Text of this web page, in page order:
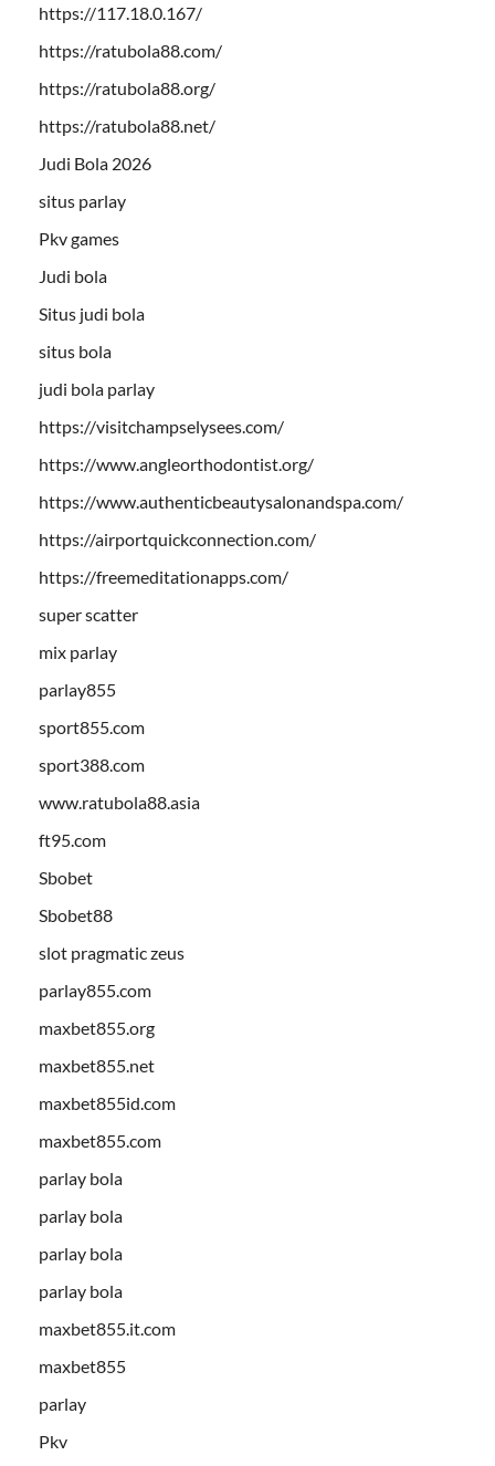
https://117.18.0.167/
https://ratubola88.com/
https://ratubola88.org/
https://ratubola88.net/
Judi Bola 2026
situs parlay
Pkv games
Judi bola
Situs judi bola
situs bola
judi bola parlay
https://visitchampselysees.com/
https://www.angleorthodontist.org/
https://www.authenticbeautysalonandspa.com/
https://airportquickconnection.com/
https://freemeditationapps.com/
super scatter
mix parlay
parlay855
sport855.com
sport388.com
www.ratubola88.asia
ft95.com
Sbobet
Sbobet88
slot pragmatic zeus
parlay855.com
maxbet855.org
maxbet855.net
maxbet855id.com
maxbet855.com
parlay bola
parlay bola
parlay bola
parlay bola
maxbet855.it.com
maxbet855
parlay
Pkv